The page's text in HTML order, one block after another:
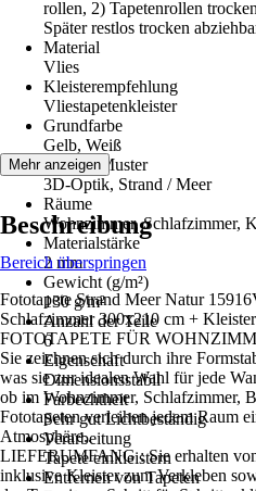
rollen, 2) Tapetenrollen
Später restlos trocken
Material
Vlies
Kleisterempfehlung
Vliestapetenkleister
Grundfarbe
Gelb, Weiß
Dekor / Muster
3D-Optik, Strand / Meer
Räume
Wohnzimmer, Schlafzimmer,
Materialstärke
2 mm
Gewicht (g/m²)
130 g/m²
Anzahl der Teile
6
Eigenschaft
Dimensionsstabil
Farbechtheit
Sehr gut Lichtbeständig
Verarbeitung
Tapete einkleistern
Entfernen von Tapeten
Mehr anzeigen
Beschreibung
Bereich überspringen
Fototapete Strand Meer Natur
Schlafzimmer 300x210 cm + Kleister
FOTOTAPETE FÜR
Sie zeichnen sich durch ihre
was sie zur idealen Wahl für jede
ob im Wohnzimmer, Schlafzimmer,
Fototapeten verleihen jedem Raum
Atmosphäre..
LIEFERUMFANG : Sie erhalten
inklusive Kleister zum Verkleben